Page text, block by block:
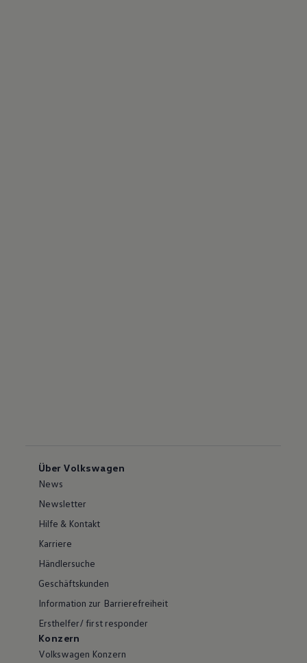
Über Volkswagen
News
Newsletter
Hilfe & Kontakt
Karriere
Händlersuche
Geschäftskunden
Information zur Barrierefreiheit
Ersthelfer/ first responder
Konzern
Volkswagen Konzern